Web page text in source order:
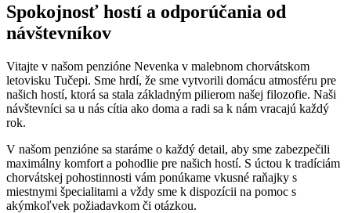
Spokojnosť hostí a odporúčania od
návštevníkov
Vitajte v našom penzióne Nevenka v malebnom chorvátskom
letovisku Tučepi. Sme hrdí, že sme vytvorili domácu atmosféru pre
našich hostí, ktorá sa stala základným pilierom našej filozofie. Naši
návštevníci sa u nás cítia ako doma a radi sa k nám vracajú každý
rok.
V našom penzióne sa staráme o každý detail, aby sme zabezpečili
maximálny komfort a pohodlie pre našich hostí. S úctou k tradíciám
chorvátskej pohostinnosti vám ponúkame vkusné raňajky s
miestnymi špecialitami a vždy sme k dispozícii na pomoc s
akýmkoľvek požiadavkom či otázkou.